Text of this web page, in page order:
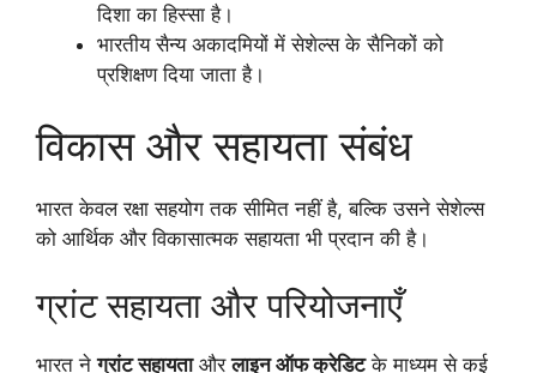
दिशा का हिस्सा है।
भारतीय सैन्य अकादमियों में सेशेल्स के सैनिकों को
प्रशिक्षण दिया जाता है।
विकास और सहायता संबंध
भारत केवल रक्षा सहयोग तक सीमित नहीं है, बल्कि उसने सेशेल्स
को आर्थिक और विकासात्मक सहायता भी प्रदान की है।
ग्रांट सहायता और परियोजनाएँ
भारत नेग्रांट सहायताऔरलाइन ऑफ क्रेडिटके माध्यम से कई